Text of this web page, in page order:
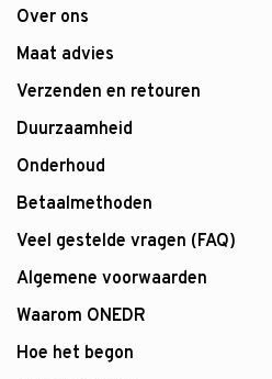
Over ons
Maat advies
Verzenden en retouren
Duurzaamheid
Onderhoud
Betaalmethoden
Veel gestelde vragen (FAQ)
Algemene voorwaarden
Waarom ONEDR
Hoe het begon